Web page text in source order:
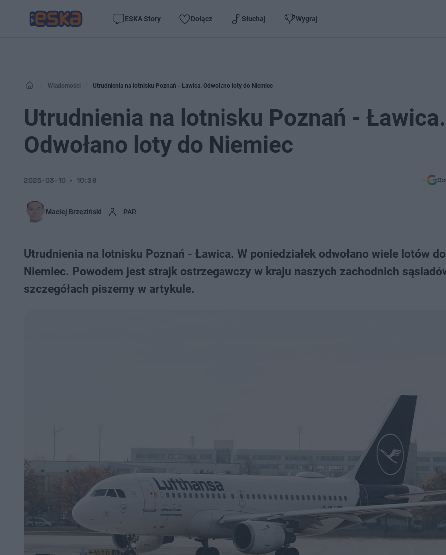
ESKA Story Dołącz Słuchaj Wygraj
Wiadomości Utrudnienia na lotnisku Poznań - Ławica. Odwołano loty do Niemiec
Utrudnienia na lotnisku Poznań - Ławica.
Odwołano loty do Niemiec
Maciej Brzeziński PAP.
2025-03-10 10:39
Utrudnienia na lotnisku Poznań - Ławica. W poniedziałek odwołano wiele lotów do
Niemiec. Powodem jest strajk ostrzegawczy w kraju naszych zachodnich
szczegółach piszemy w artykule.